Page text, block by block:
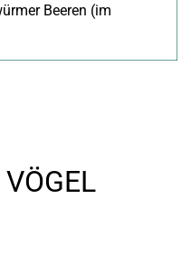
Beeren (im
VÖGEL